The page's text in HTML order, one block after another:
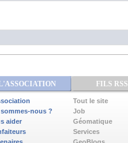
FILS RSS
nous ?
aider
Tout le site
Job
Géomatique
Services
GeoBlogs